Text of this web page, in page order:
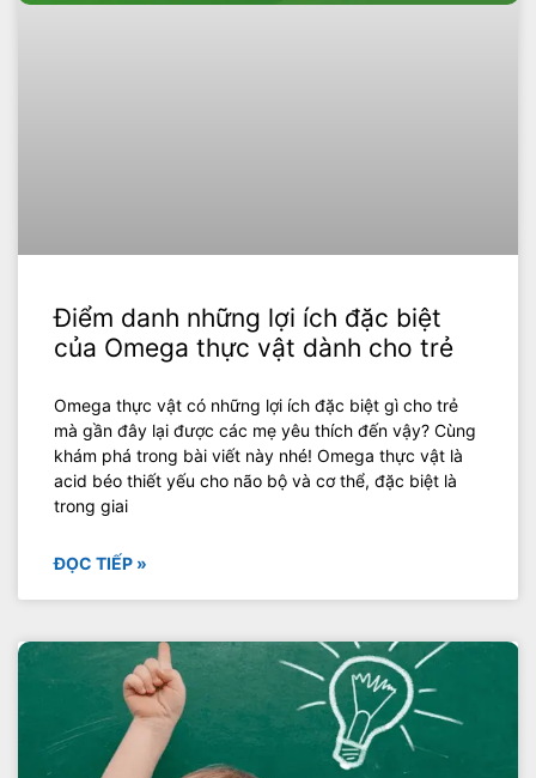
Điểm danh những lợi ích đặc biệt
của Omega thực vật dành cho trẻ
Omega thực vật có những lợi ích đặc biệt gì cho trẻ
mà gần đây lại được các mẹ yêu thích đến vậy? Cùng
khám phá trong bài viết này nhé! Omega thực vật là
acid béo thiết yếu cho não bộ và cơ thể, đặc biệt là
trong giai
ĐỌC TIẾP »